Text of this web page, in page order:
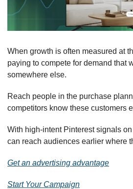
When growth is often measured at
paying to compete for demand that
somewhere else.
Reach people in the purchase
competitors know these customers
With high-intent Pinterest signals
can reach audiences earlier where
Get an advertising advantage
Start Your Campaign